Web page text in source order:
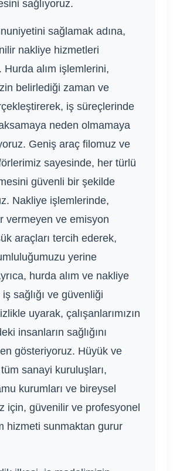
sağlıyoruz.
sağlamak adına,
nakliye hizmetleri
Hurda alım işlemlerini,
belirlediği zaman ve
iş süreçlerinde
neden olmamaya
Geniş araç filomuz ve
sayesinde, her türlü
güvenli bir şekilde
Nakliye işlemlerinde,
vermeyen ve emisyon
araçları tercih ederek,
yerine
hurda alım ve nakliye
sağlığı ve güvenliği
uyarak, çalışanlarımızın
insanların sağlığını
gösteriyoruz. Hüyük ve
sanayi kuruluşları,
kurumları ve bireysel
için, güvenilir ve profesyonel
hizmeti sunmaktan gurur